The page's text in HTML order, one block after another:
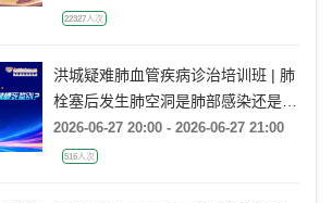
22327人次
洪城疑难肺血管疾病诊治培训班 | 肺
栓塞后发生肺空洞是肺部感染还是肺
梗死鉴别？
2026-06-27 20:00 - 2026-06-27 21:00
516人次